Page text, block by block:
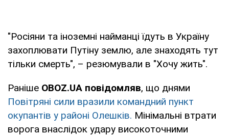
"Росіяни та іноземні найманці їдуть в Україну
захоплювати Путіну землю, але знаходять тут
тільки смерть", – резюмували в "Хочу жить".
Раніше OBOZ.UA повідомляв, що днями
Повітряні сили вразили командний пункт
окупантів у районі Олешків. Мінімальні втрати
ворога внаслідок удару високоточними